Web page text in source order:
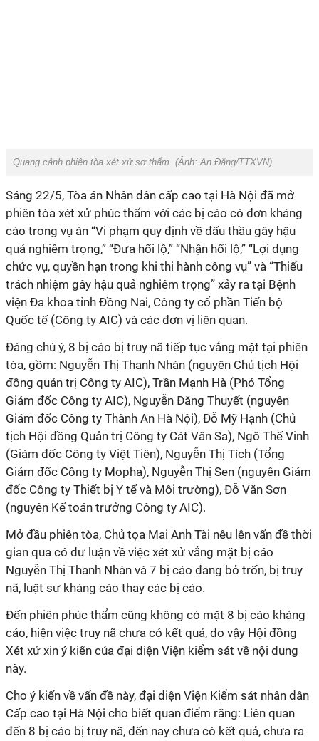
Quang cảnh phiên tòa xét xử sơ thẩm. (Ảnh: An Đăng/TTXVN)
Sáng 22/5, Tòa án Nhân dân cấp cao tại Hà Nội đã mở
phiên tòa xét xử phúc thẩm với các bị cáo có đơn kháng
cáo trong vụ án “Vi phạm quy định về đấu thầu gây hậu
quả nghiêm trọng,” “Đưa hối lộ,” “Nhận hối lộ,” “Lợi dụng
chức vụ, quyền hạn trong khi thi hành công vụ” và “Thiếu
trách nhiệm gây hậu quả nghiêm trọng” xảy ra tại Bệnh
viện Đa khoa tỉnh Đồng Nai, Công ty cổ phần Tiến bộ
Quốc tế (Công ty AIC) và các đơn vị liên quan.
Đáng chú ý, 8 bị cáo bị truy nã tiếp tục vắng mặt tại phiên
tòa, gồm: Nguyễn Thị Thanh Nhàn (nguyên Chủ tịch Hội
đồng quản trị Công ty AIC), Trần Mạnh Hà (Phó Tổng
Giám đốc Công ty AIC), Nguyễn Đăng Thuyết (nguyên
Giám đốc Công ty Thành An Hà Nội), Đỗ Mỹ Hạnh (Chủ
tịch Hội đồng Quản trị Công ty Cát Vân Sa), Ngô Thế Vinh
(Giám đốc Công ty Việt Tiên), Nguyễn Thị Tích (Tổng
Giám đốc Công ty Mopha), Nguyễn Thị Sen (nguyên Giám
đốc Công ty Thiết bị Y tế và Môi trường), Đỗ Văn Sơn
(nguyên Kế toán trưởng Công ty AIC).
Mở đầu phiên tòa, Chủ tọa Mai Anh Tài nêu lên vấn đề thời
gian qua có dư luận về việc xét xử vắng mặt bị cáo
Nguyễn Thị Thanh Nhàn và 7 bị cáo đang bỏ trốn, bị truy
nã, luật sư kháng cáo thay các bị cáo.
Đến phiên phúc thẩm cũng không có mặt 8 bị cáo kháng
cáo, hiện việc truy nã chưa có kết quả, do vậy Hội đồng
Xét xử xin ý kiến của đại diện Viện kiểm sát về nội dung
này.
Cho ý kiến về vấn đề này, đại diện Viện Kiểm sát nhân dân
Cấp cao tại Hà Nội cho biết quan điểm rằng: Liên quan
đến 8 bị cáo bị truy nã, đến nay chưa có kết quả, chưa ra